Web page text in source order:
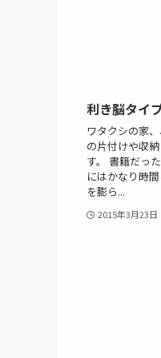
利き脳タイ
ワタクシの家
の片付けや収
す。 書籍だっ
にはかなり時
を膨ら...
2015年3月23日